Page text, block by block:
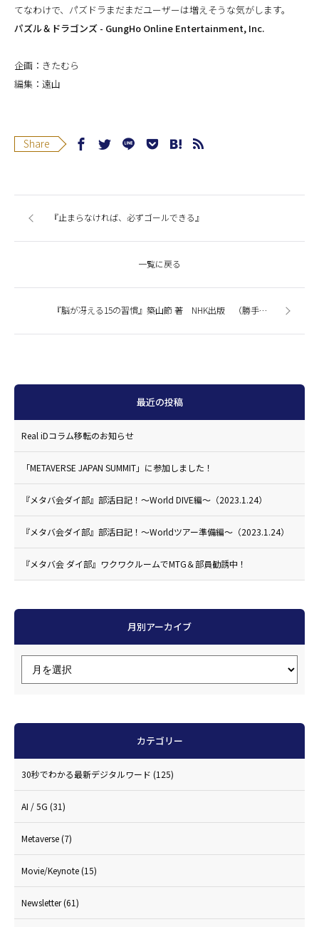
てなわけで、パズドラまだまだユーザーは増えそうな気がします。
パズル＆ドラゴンズ - GungHo Online Entertainment, Inc.
企画：きたむら
編集：遠山
Share
『止まらなければ、必ずゴールできる』
一覧に戻る
『脳が冴える15の習慣』築山節 著 NHK出版 （勝手に書籍サマリー！）
最近の投稿
Real iDコラム移転のお知らせ
「METAVERSE JAPAN SUMMIT」に参加しました！
『メタバ会ダイ部』部活日記！〜World DIVE編〜（2023.1.24）
『メタバ会ダイ部』部活日記！〜Worldツアー準備編〜（2023.1.24）
『メタバ会 ダイ部』ワクワクルームでMTG＆部員勧誘中！
月別アーカイブ
カテゴリー
30秒でわかる最新デジタルワード (125)
AI / 5G (31)
Metaverse(7)
Movie/Keynote(15)
Newsletter(61)